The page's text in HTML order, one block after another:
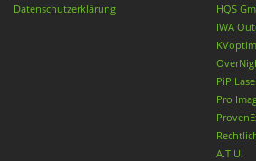
Datenschutzerklärung
HQS
IWA
PiP
Pro
A.T.U.